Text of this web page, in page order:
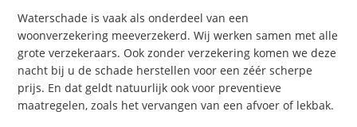
Waterschade is vaak als onderdeel van een
woonverzekering meeverzekerd. Wij werken samen met alle
grote verzekeraars. Ook zonder verzekering komen we deze
nacht bij u de schade herstellen voor een zéér scherpe
prijs. En dat geldt natuurlijk ook voor preventieve
maatregelen, zoals het vervangen van een afvoer of lekbak.